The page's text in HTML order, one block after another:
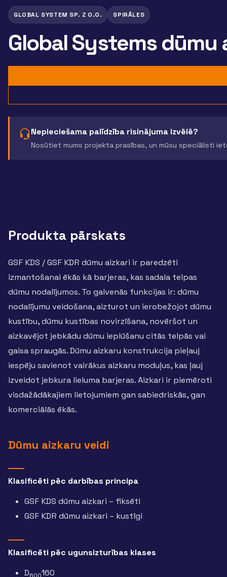
GLOBAL SYSTEM SP. Z O.O. SPIRĀLES
Global Systems dūmu
Nepieciešama palīdzība risinājuma izvēlē?
Nosūtiet mums projekta prasības, un mūsu speciālisti
Produkta pārskats
GSF KDS / GSF KDR dūmu aizkari ir paredzēti
izmantošanai ēkās kā barjeras, kas sadala telpas
dūmu nodalījumos. To galvenās funkcijas ir: dūmu
nodalījumu veidošana, aizturot un ierobežojot dūmu
kustību, dūmu kustības novirzīšana, novēršot un
aizkavējot jebkādu dūmu ieplūšanu citās telpās vai
gaisa spraugās. Dūmu aizkaru konstrukcija pieļauj
iespēju savienot vairākus aizkaru moduļus, kas ļauj
izveidot jebkura lieluma barjeras. Aizkari ir piemēroti
visdažādākajiem lietojumiem gan sabiedriskās, gan
komerciālās ēkās.
Dūmu aizkaru veidi
Klasificēti pēc darbības principa
GSF KDS dūmu aizkari – fiksēti
GSF KDR dūmu aizkari – kustīgi
Klasificēti pēc ugunsizturības klases
D600160